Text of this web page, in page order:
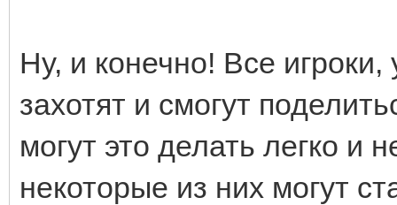
Ну, и конечно! Все
захотят и смогут
могут это делать легко и
некоторые из них могут